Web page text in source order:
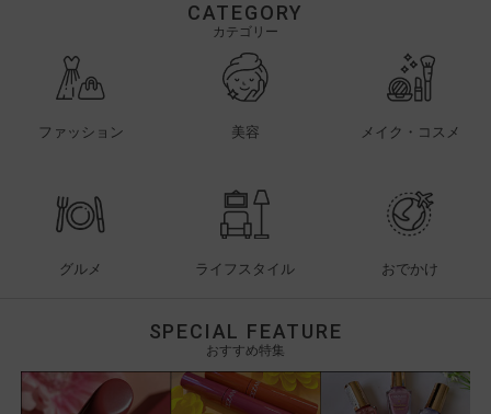
CATEGORY
カテゴリー
ファッション 美容 メイク・コスメ
グルメ ライフスタイル おでかけ
SPECIAL FEATURE
おすすめ特集